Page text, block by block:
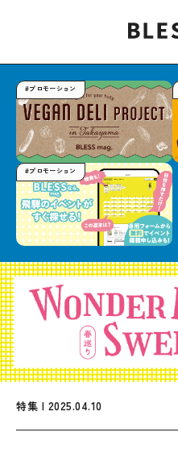
#プロモーション
#プロモーション
特集 | 2025.04.10